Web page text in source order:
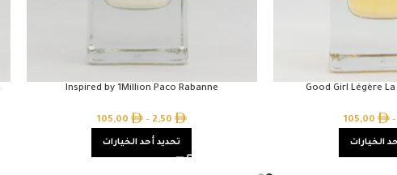
Good Girl Légère
–
105,00
الخيارات
Inspired by 1Million Paco Rabanne
2,50
–
105,00
تحديد أحد الخيارات